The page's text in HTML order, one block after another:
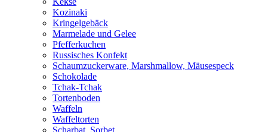
Kozinaki
Kringelgebäck
Marmelade und Gelee
Pfefferkuchen
Russisches Konfekt
Schaumzuckerware, Marshmallow, Mäusespeck
Schokolade
Tchak-Tchak
Tortenboden
Waffeln
Waffeltorten
Scharbat, Sorbet